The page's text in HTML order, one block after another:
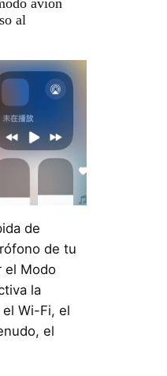
avión
al
de
de tu
el Modo
la
Wi-Fi, el
el